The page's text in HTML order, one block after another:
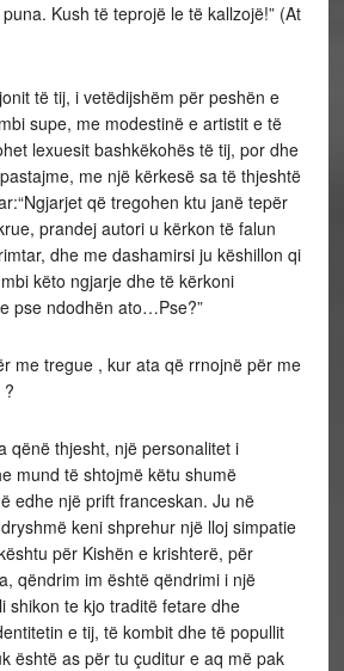
Kush të teprojë le të kallzojë!” (At
të tij, i vetëdijshëm për peshën e
supe, me modestinë e artistit e të
lexuesit bashkëkohës të tij, por dhe
me një kërkesë sa të thjeshtë
që tregohen ktu janë tepër
prandej autori u kërkon të falun
dhe me dashamirsi ju këshillon qi
këto ngjarje dhe të kërkoni
pse ndodhën ato…Pse?”
me tregue , kur ata që rrnojnë për me
qënë thjesht, një personalitet i
mund të shtojmë këtu shumë
edhe një prift franceskan. Ju në
keni shprehur një lloj simpatie
për Kishën e krishterë, për
qëndrim im është qëndrimi i një
shikon te kjo traditë fetare dhe
e tij, të kombit dhe të popullit
është as për tu çuditur e aq më pak